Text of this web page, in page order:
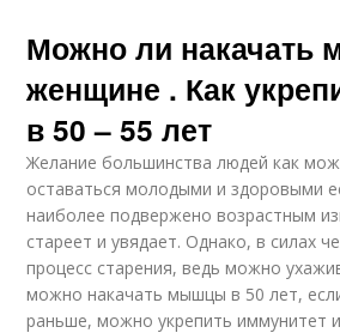
Можно ли
женщине . Как
в 50 – 55 лет
Желание большинства людей как
оставаться молодыми и здоровыми
наиболее подвержено возрастным
стареет и увядает. Однако, в силах
процесс старения, ведь можно
можно накачать мышцы в 50 лет,
раньше, можно укрепить иммунитет